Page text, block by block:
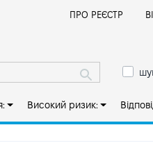
ПРО РЕЄСТР
Високий ризик: